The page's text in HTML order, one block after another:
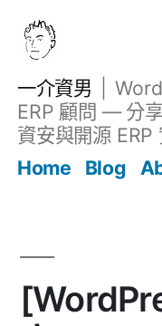
一介資男
ERP 顧問 — 分
資安與開源 ERP
Home
Blog
文章